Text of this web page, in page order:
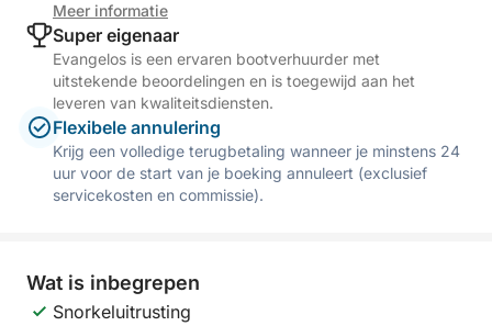
Meer informatie
Super eigenaar
Evangelos is een ervaren bootverhuurder met
uitstekende beoordelingen en is toegewijd aan het
leveren van kwaliteitsdiensten.
Flexibele annulering
Krijg een volledige terugbetaling wanneer je minstens 24
uur voor de start van je boeking annuleert (exclusief
servicekosten en commissie).
Wat is inbegrepen
Snorkeluitrusting